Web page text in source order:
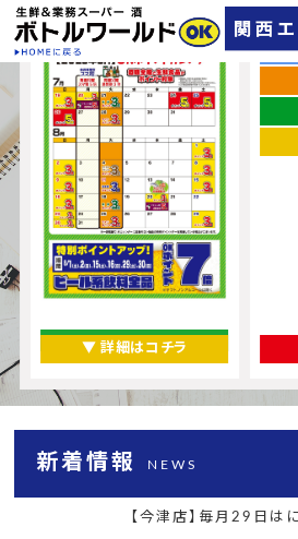
ポイントカレンダー
▼ 詳細はコチラ
新着情報 NEWS
【今津店】毎月29日は